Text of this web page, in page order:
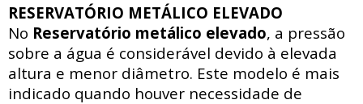
RESERVATÓRIO METÁLICO ELEVADO
No Reservatório metálico elevado, a pressão
sobre a água é considerável devido à elevada
altura e menor diâmetro. Este modelo é mais
indicado quando houver necessidade de